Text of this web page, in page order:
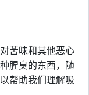
苦味和其他恶心
腥臭的东西，随
帮助我们理解吸